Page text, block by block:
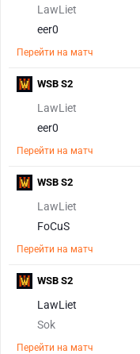
LawLiet
eer0
Перейти на матч
LawLiet
eer0
Перейти на матч
WSB S2
LawLiet
FoCuS
Перейти на матч
WSB S2
LawLiet
Sok
Перейти на матч
WSB S2